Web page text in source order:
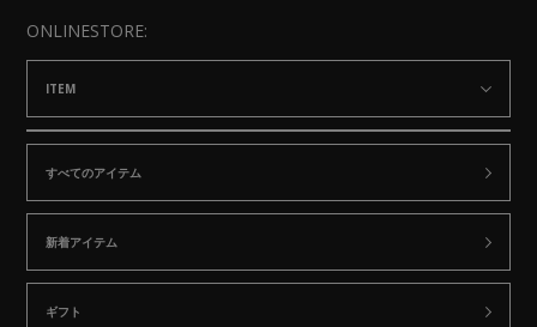
ONLINESTORE:
ITEM
すべてのアイテム
新着アイテム
ギフト